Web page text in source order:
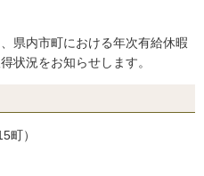
県内市町における年次有給休暇
状況をお知らせします。
町）